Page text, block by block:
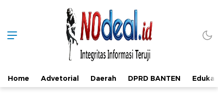
Home Advetorial Daerah DPRD BANTEN